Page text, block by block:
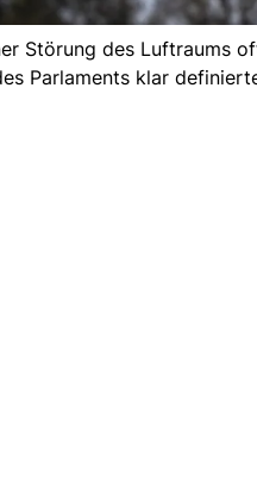
Störung des Luftraums
Parlaments klar